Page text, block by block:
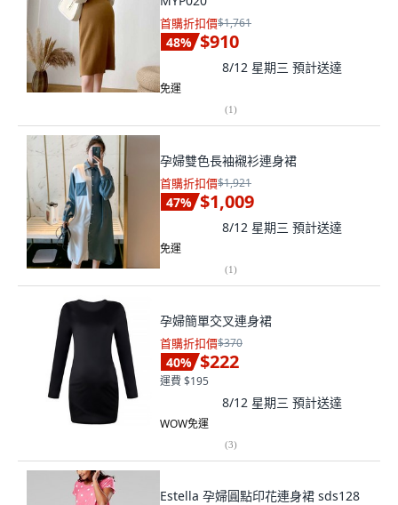
首購折扣價$1,761
48% $910
8/12 星期三 預計送達
免運
(1)
孕婦雙色長袖襯衫連身裙
首購折扣價$1,921
47% $1,009
8/12 星期三 預計送達
免運
(1)
孕婦簡單交叉連身裙
首購折扣價$370
40% $222
運費 $195
8/12 星期三 預計送達
WOW免運
(3)
Estella 孕婦圓點印花連身裙 sds128